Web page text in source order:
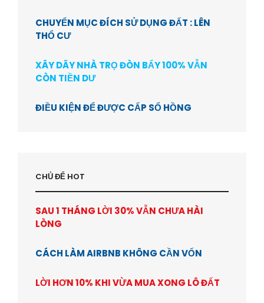
CHUYỂN MỤC ĐÍCH SỬ DỤNG ĐẤT : LÊN
THỔ CƯ
XÂY DÃY NHÀ TRỌ ĐÒN BẨY 100% VẪN
CÒN TIỀN DƯ
ĐIỀU KIỆN ĐỂ ĐƯỢC CẤP SỔ HỒNG
CHỦ ĐỂ HOT
SAU 1 THÁNG LỜI 30% VẪN CHƯA HÀI
LÒNG
CÁCH LÀM AIRBNB KHÔNG CẦN VỐN
LỜI HƠN 10% KHI VỪA MUA XONG LÔ ĐẤT